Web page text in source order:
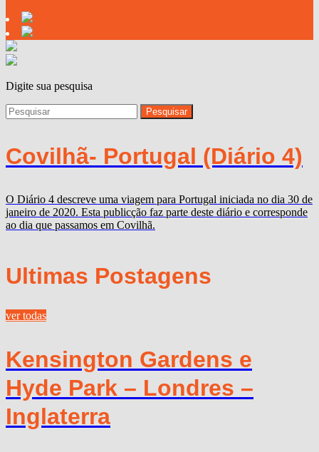
Digite sua pesquisa
Covilhã- Portugal (Diário 4)
O Diário 4 descreve uma viagem para Portugal iniciada no dia 30 de
janeiro de 2020. Esta publicção faz parte deste diário e corresponde
ao dia que passamos em Covilhã.
Ultimas Postagens
ver todas
Kensington Gardens e
Hyde Park – Londres –
Inglaterra